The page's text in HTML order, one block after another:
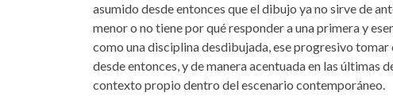
asumido desde entonces que el dibujo ya no sirve de
menor o no tiene por qué responder a una primera y
como una disciplina desdibujada, ese progresivo
desde entonces, y de manera acentuada en las últimas
contexto propio dentro del escenario contemporáneo.